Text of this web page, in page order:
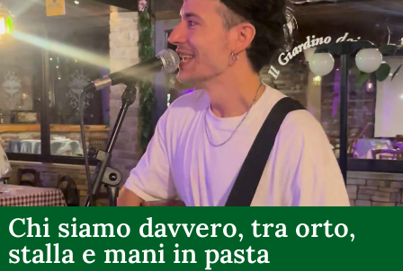
Chi siamo davvero, tra orto,
stalla e mani in pasta